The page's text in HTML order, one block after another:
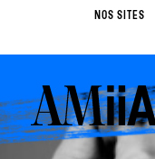
NOS SITES